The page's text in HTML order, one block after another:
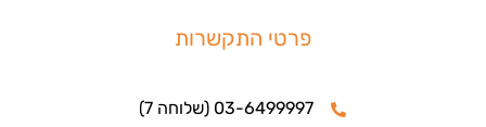
פרטי התקשרות
03-6499997 (שלוחה 7)